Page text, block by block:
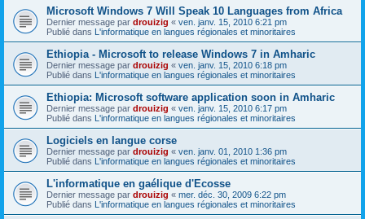
Microsoft Windows 7 Will Speak 10 Languages from Africa
Dernier message par drouizig « ven. janv. 15, 2010 6:21 pm
Publié dans L'informatique en langues régionales et minoritaires
Ethiopia - Microsoft to release Windows 7 in Amharic
Dernier message par drouizig « ven. janv. 15, 2010 6:18 pm
Publié dans L'informatique en langues régionales et minoritaires
Ethiopia: Microsoft software application soon in Amharic
Dernier message par drouizig « ven. janv. 15, 2010 6:17 pm
Publié dans L'informatique en langues régionales et minoritaires
Logiciels en langue corse
Dernier message par drouizig « ven. janv. 01, 2010 1:36 pm
Publié dans L'informatique en langues régionales et minoritaires
L'informatique en gaélique d'Ecosse
Dernier message par drouizig « mer. déc. 30, 2009 6:22 pm
Publié dans L'informatique en langues régionales et minoritaires